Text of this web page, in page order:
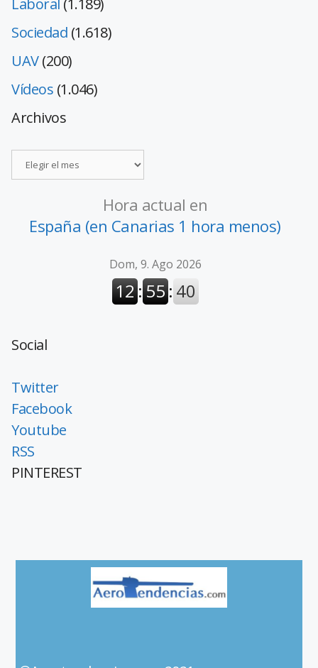
Sociedad (1.618)
UAV(200)
Vídeos (1.046)
Archivos
Hora actual en
España (en Canarias 1 hora menos)
Social
Twitter
Facebook
Youtube
RSS
PINTEREST